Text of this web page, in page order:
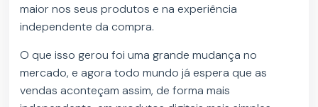
maior nos seus produtos e na experiência
independente da compra.
O que isso gerou foi uma grande mudança no
mercado, e agora todo mundo já espera que as
vendas aconteçam assim, de forma mais